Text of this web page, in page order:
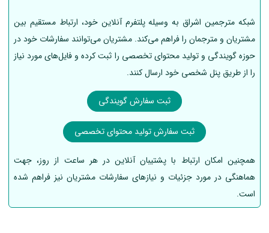
شبکه مترجمین اشراق به وسیله پلتفرم آنلاین خود، ارتباط مستقیم بین
مشتریان و مترجمان را فراهم می‌کند. مشتریان می‌توانند سفارشات خود در
حوزه گویندگی و تولید محتوای تخصصی را ثبت کرده و فایل‌های مورد نیاز
را از طریق پنل شخصی خود ارسال کنند.
ثبت سفارش گویندگی
ثبت سفارش تولید محتوای تخصصی
همچنین امکان ارتباط با پشتیبان آنلاین در هر ساعت از روز، جهت
هماهنگی در مورد جزئیات و نیازهای سفارشات مشتریان نیز فراهم شده
است.